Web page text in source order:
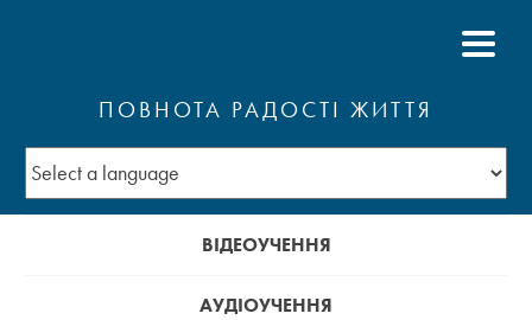
ПОВНОТА РАДОСТІ ЖИТТЯ
ВІДЕОУЧЕННЯ
АУДІОУЧЕННЯ